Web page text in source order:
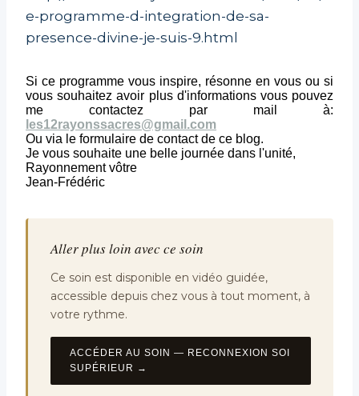
e-programme-d-integration-de-sa-
presence-divine-je-suis-9.html
Si ce programme vous inspire, résonne en vous ou si
vous souhaitez avoir plus d'informations vous pouvez
me contactez par mail à:
les12rayonssacres@gmail.com
Ou via le formulaire de contact de ce blog.
Je vous souhaite une belle journée dans l'unité,
Rayonnement vôtre
Jean-Frédéric
Aller plus loin avec ce soin
Ce soin est disponible en vidéo guidée,
accessible depuis chez vous à tout moment, à
votre rythme.
ACCÉDER AU SOIN — RECONNEXION SOI
SUPÉRIEUR →